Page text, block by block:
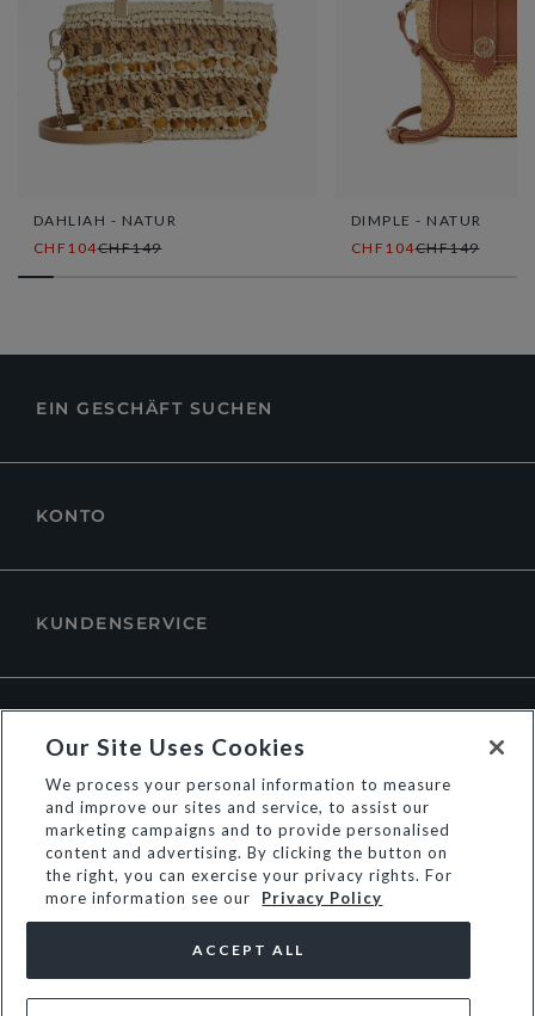
DAHLIAH - NATUR
CHF104CHF149
DIMPLE - NATUR
CHF104CHF149
EIN GESCHÄFT SUCHEN
KONTO
KUNDENSERVICE
Our Site Uses Cookies
We process your personal information to measure
and improve our sites and service, to assist our
marketing campaigns and to provide personalised
content and advertising. By clicking the button on
the right, you can exercise your privacy rights. For
more information see our
Privacy Policy
ACCEPT ALL